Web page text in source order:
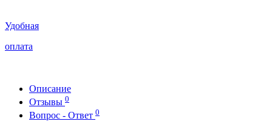
Удобная
оплата
Описание
Отзывы 0
Вопрос - Ответ 0